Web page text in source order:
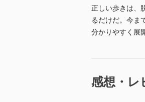
正しい歩きは、
るだけだ。今ま
分かりやすく展
感想・レ